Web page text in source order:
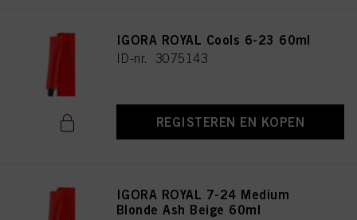
IGORA ROYAL Cools 6-23 60ml
ID-nr. 3075143
REGISTEREN EN KOPEN
IGORA ROYAL 7-24 Medium
Blonde Ash Beige 60ml